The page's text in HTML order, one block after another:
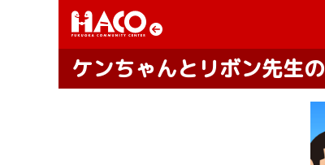
ケンちゃんとリボン先生の